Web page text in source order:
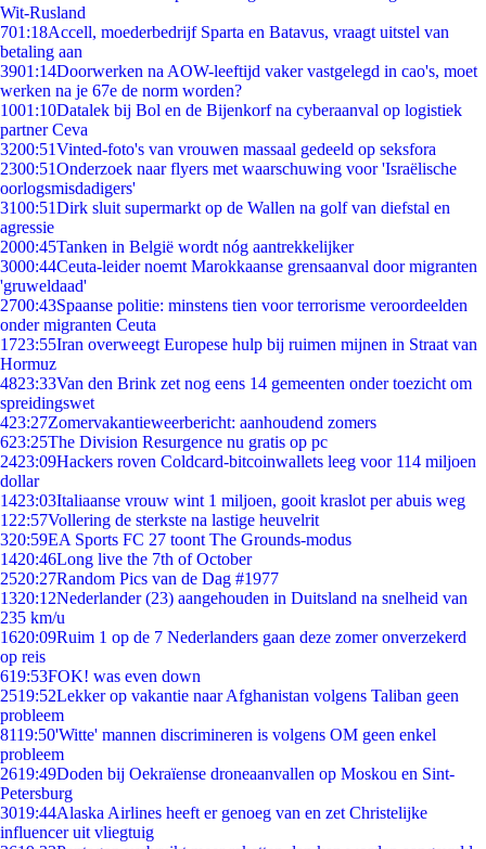
Wit-Rusland
701:18Accell, moederbedrijf Sparta en Batavus, vraagt uitstel van
betaling aan
3901:14Doorwerken na AOW-leeftijd vaker vastgelegd in cao's, moet
werken na je 67e de norm worden?
1001:10Datalek bij Bol en de Bijenkorf na cyberaanval op logistiek
partner Ceva
3200:51Vinted-foto's van vrouwen massaal gedeeld op seksfora
2300:51Onderzoek naar flyers met waarschuwing voor 'Israëlische
oorlogsmisdadigers'
3100:51Dirk sluit supermarkt op de Wallen na golf van diefstal en
agressie
2000:45Tanken in België wordt nóg aantrekkelijker
3000:44Ceuta-leider noemt Marokkaanse grensaanval door migranten
'gruweldaad'
2700:43Spaanse politie: minstens tien voor terrorisme veroordeelden
onder migranten Ceuta
1723:55Iran overweegt Europese hulp bij ruimen mijnen in Straat van
Hormuz
4823:33Van den Brink zet nog eens 14 gemeenten onder toezicht om
spreidingswet
423:27Zomervakantieweerbericht: aanhoudend zomers
623:25The Division Resurgence nu gratis op pc
2423:09Hackers roven Coldcard-bitcoinwallets leeg voor 114 miljoen
dollar
1423:03Italiaanse vrouw wint 1 miljoen, gooit kraslot per abuis weg
1 22:57Vollering de sterkste na lastige heuvelrit
320:59EA Sports FC 27 toont The Grounds-modus
1420:46Long live the 7th of October
2520:27Random Pics van de Dag #1977
1320:12Nederlander (23) aangehouden in Duitsland na snelheid van
235 km/u
1620:09Ruim 1 op de 7 Nederlanders gaan deze zomer onverzekerd
op reis
619:53FOK! was even down
2519:52Lekker op vakantie naar Afghanistan volgens Taliban geen
probleem
8119:50'Witte' mannen discrimineren is volgens OM geen enkel
probleem
2619:49Doden bij Oekraïense droneaanvallen op Moskou en Sint-
Petersburg
3019:44Alaska Airlines heeft er genoeg van en zet Christelijke
influencer uit vliegtuig